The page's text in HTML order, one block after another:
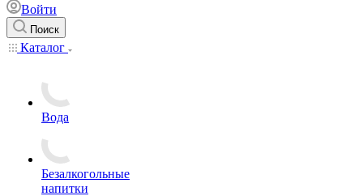
Войти
Поиск
Каталог
Вода
Безалкогольные
напитки